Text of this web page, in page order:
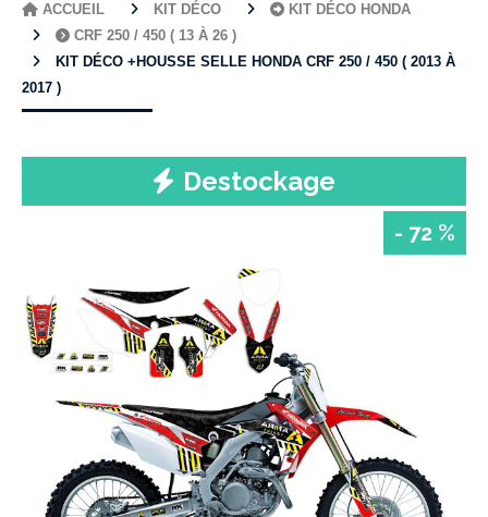
ACCUEIL KIT DÉCO
KIT DÉCO HONDA
CRF 250 / 450 ( 13 À 26 )
KIT DÉCO +HOUSSE SELLE HONDA CRF 250 / 450 ( 2013 À
2017 )
- 72 %
Destockage